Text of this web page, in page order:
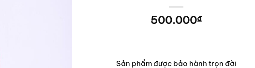
500.000₫
Sản phẩm được bảo hành trọn đời